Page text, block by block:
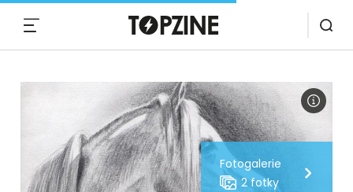
Fotogalerie
2 fotky